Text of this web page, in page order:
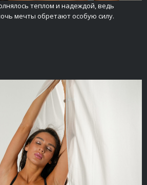
теплом и надеждой, ведь
мечты обретают особую силу.